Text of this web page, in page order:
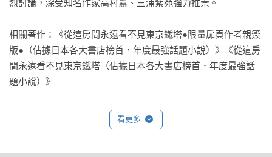
當昭和世代信仰努力的價值、平成的孩子還想相信夢想的意
倡導躺平哲學的人，反而變成英雄……
烈討論，深受知名作家高村薰、三浦紫苑強力推崇。
相關著作：《從這房間永遠看不見東京鐵塔●限量扉頁作者親簽
版●（佔據日本各大書店榜首．年度最強話題小說）》《從這房
間永遠看不見東京鐵塔（佔據日本各大書店榜首．年度最強話
題小說）》
看更多